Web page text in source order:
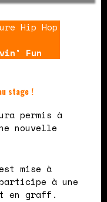
Hip Hop
Fun
stage !
permis à
nouvelle
mise à
à une
en graff.